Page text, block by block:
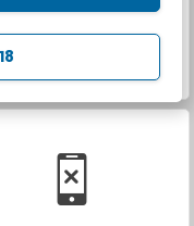
Object: Street of Secrets